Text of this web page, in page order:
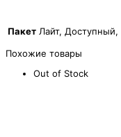
Пакет Лайт,
Похожие товары
Out of Stock